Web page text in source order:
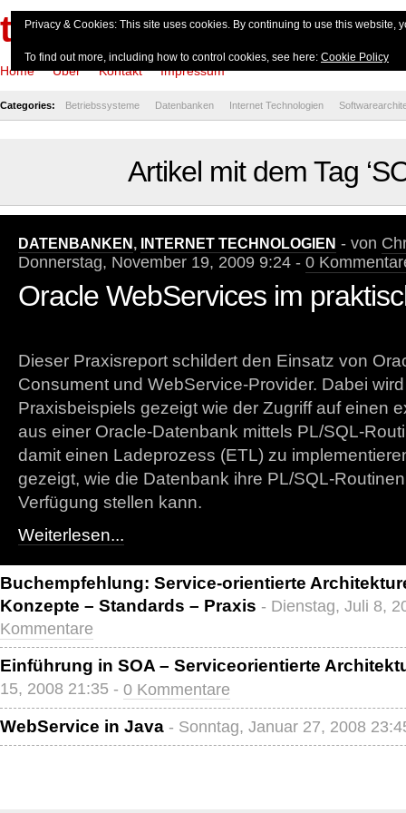
theserverside.de
Home Über Kontakt Impressum
Categories: Betriebssysteme Datenbanken Internet Technologien
Artikel mit dem Tag
DATENBANKEN , INTERNET TECHNOLOGIEN - von
Donnerstag, November 19, 2009 9:24 - 0
Oracle WebServices im
Dieser Praxisreport schildert den Einsatz von
Consument und WebService-Provider. Dabei
Praxisbeispiels gezeigt wie der Zugriff auf einen
aus einer Oracle-Datenbank mittels PL/SQL-
damit einen Ladeprozess (ETL) zu
gezeigt, wie die Datenbank ihre PL/SQL-
Verfügung stellen kann.
Weiterlesen...
Buchempfehlung: Service-orientierte
Konzepte – Standards – Praxis - Dienstag, Juli 8,
Kommentare
Einführung in SOA – Serviceorientierte
15, 2008 21:35 - 0 Kommentare
WebService in Java - Sonntag, Januar 27, 2008
Privacy & Cookies: This site uses cookies. By continuing to use this website,
To find out more, including how to control cookies, see here: Cookie Policy